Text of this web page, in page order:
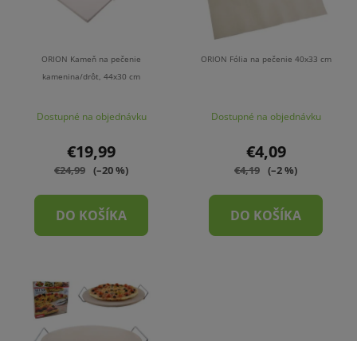
ORION Kameň na pečenie
kamenina/drôt, 44x30 cm
Dostupné na objednávku
€19,99
€24,99 (–20 %)
DO KOŠÍKA
ORION Fólia na pečenie 40x33 cm
Dostupné na objednávku
€4,09
€4,19 (–2 %)
DO KOŠÍKA